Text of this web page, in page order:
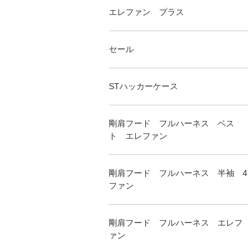
エレファン プラス
セール
STハッカーケース
剛肩フード フルハーネス ベス
ト エレファン
剛肩フード フルハーネス 半袖 4
ファン
剛肩フード フルハーネス エレフ
ァン